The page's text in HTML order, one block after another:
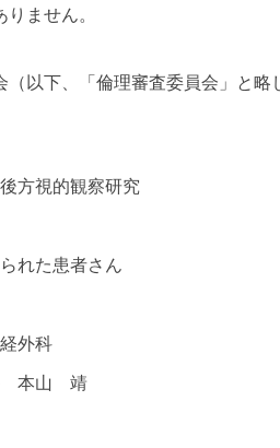
ません。
以下、「倫理審査委員会」と
方視的観察研究
れた患者さん
外科
本山 靖